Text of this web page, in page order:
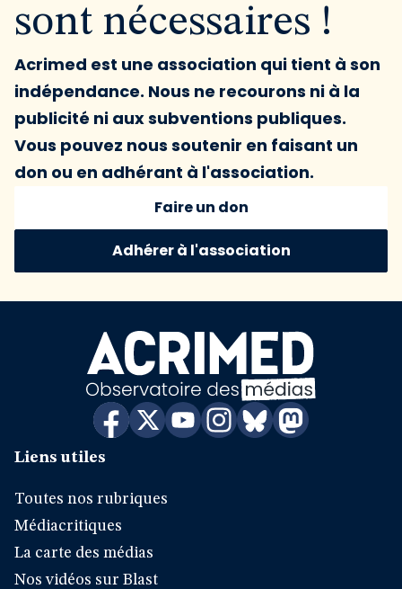
sont nécessaires !
Acrimed est une association qui tient à son
indépendance. Nous ne recourons ni à la
publicité ni aux subventions publiques.
Vous pouvez nous soutenir en faisant un
don ou en adhérant à l'association.
Faire un don
Adhérer à l'association
Liens utiles
Toutes nos rubriques
Médiacritiques
La carte des médias
Nos vidéos sur Blast